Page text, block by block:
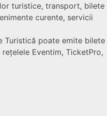
turistice, transport, bilete
curente, servicii
Turistică poate emite bilete
Eventim, TicketPro,